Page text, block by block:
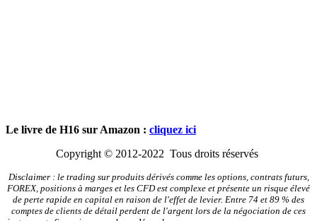
Le livre de H16 sur Amazon : cliquez ici
Copyright © 2012-2022 Tous droits réservés
Disclaimer : le trading sur produits dérivés comme les options, contrats futurs,
FOREX, positions à marges et les CFD est complexe et présente un risque élevé
de perte rapide en capital en raison de l'effet de levier. Entre 74 et 89 % des
comptes de clients de détail perdent de l'argent lors de la négociation de ces